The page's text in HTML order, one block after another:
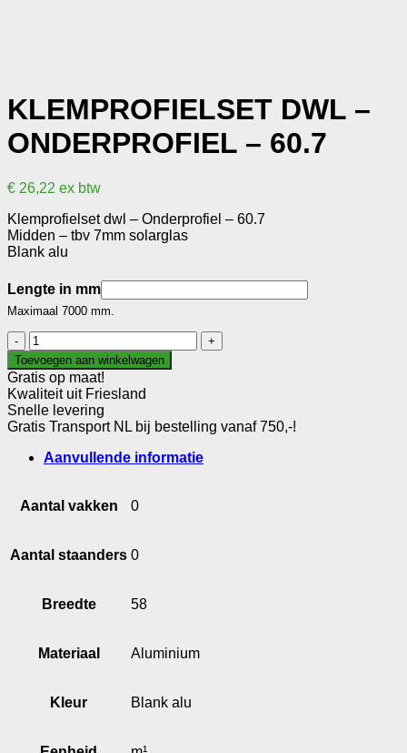
KLEMPROFIELSET DWL –
ONDERPROFIEL – 60.7
€ 26,22 ex btw
Klemprofielset dwl – Onderprofiel – 60.7
Midden – tbv 7mm solarglas
Blank alu
Lengte in mm
Maximaal 7000 mm.
Klemprofielset
dwl
-
Onderprofiel
-
60.7
aantal
Toevoegen aan winkelwagen
Gratis op maat!
Kwaliteit uit Friesland
Snelle levering
Gratis Transport NL bij bestelling vanaf 750,-!
Aanvullende informatie
Aantal vakken 0
Aantal staanders 0
Breedte 58
Materiaal Aluminium
Kleur Blank alu